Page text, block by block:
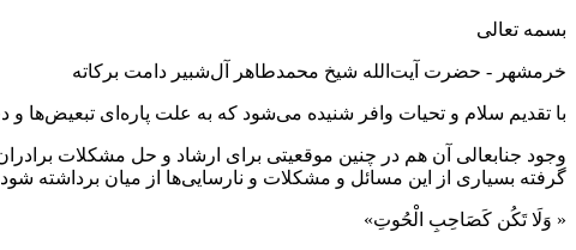
بسمه تعالی
خرمشهر - حضرت آیت‌الله شیخ محمدطاهر آل‌شبير دامت برکاته
با تقديم سلام و تحيات وافر شنیده می‌شود که به علت پاره‌ای تبعیض‌ها
وجود جنابعالی آن هم در چنین موقعیتی برای ارشاد و حل مشکلات
گرفته بسیاری از این مسائل و مشکلات و نارسایی‌ها از میان برداشته
« وَلَا تَكُن كَصَاحِبِ الْحُوتِ»